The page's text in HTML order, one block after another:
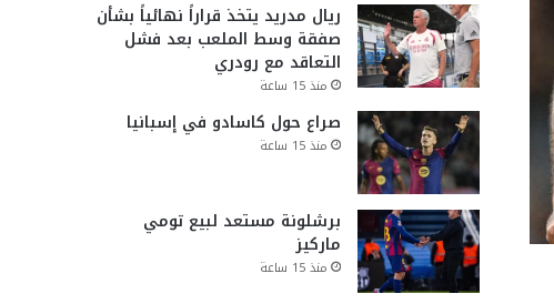
ريال مدريد يتخذ قراراً نهائياً بشأن
صفقة وسط الملعب بعد فشل
التعاقد مع رودري
منذ 15 ساعة
صراع حول كاسادو في إسبانيا
منذ 15 ساعة
برشلونة مستعد لبيع تومي
ماركيز
منذ 15 ساعة